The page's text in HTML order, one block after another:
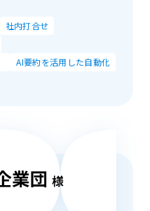
社内打合せ
AI要約を活用した自動化